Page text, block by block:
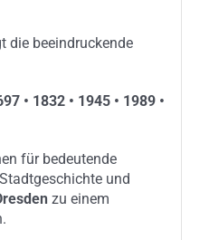
die beeindruckende
• 1832 • 1945 • 1989 •
für bedeutende
und
zu einem